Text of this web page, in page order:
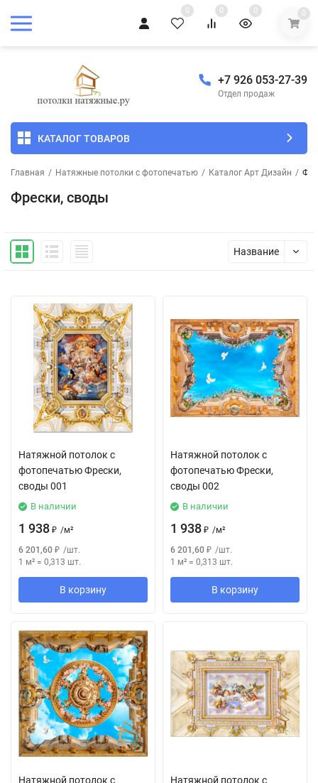
0 0 0 0
+7 926 053-27-39
Отдел продаж
КАТАЛОГ ТОВАРОВ
Главная / Натяжные потолки с фотопечатью / Каталог Арт Дизайн /
Фрески, своды
Название
Натяжной потолок с
фотопечатью Фрески,
своды 001
В наличии
1 938 ₽ /м²
6 201,60 ₽ /шт.
1 м² = 0,313 шт.
В корзину
Натяжной потолок с
фотопечатью Фрески,
своды 002
В наличии
1 938 ₽ /м²
6 201,60 ₽ /шт.
1 м² = 0,313 шт.
В корзину
Натяжной потолок с
Натяжной потолок с